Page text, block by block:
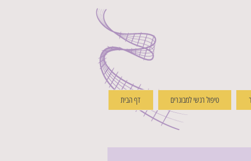
דף הבית טיפול רגשי למבוגרים